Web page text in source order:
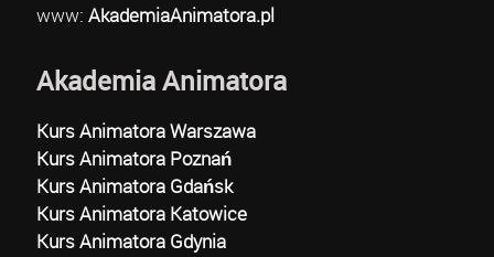
www: AkademiaAnimatora.pl
Akademia Animatora
Kurs Animatora Warszawa
Kurs Animatora Poznań
Kurs Animatora Gdańsk
Kurs Animatora Katowice
Kurs Animatora Gdynia